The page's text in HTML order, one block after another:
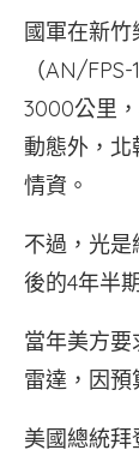
國軍在新
（AN/
3000公里
動態外，北
情資。
不過，光是
後的4年半
當年美方
雷達，因預
美國總統